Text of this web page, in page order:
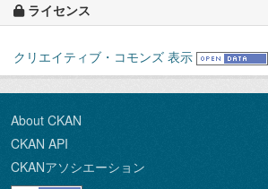
ライセンス
クリエイティブ・コモンズ 表示
About CKAN
CKAN API
CKANアソシエーション